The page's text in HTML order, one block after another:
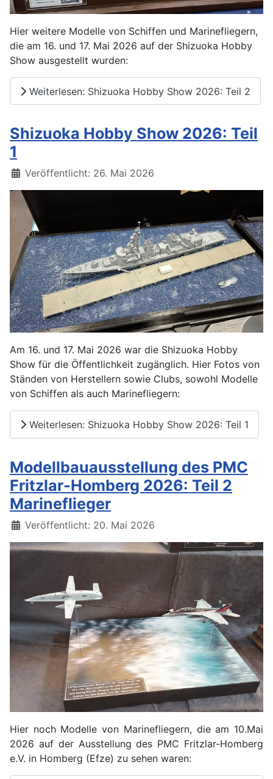
Hier weitere Modelle von Schiffen und Marinefliegern,
die am 16. und 17. Mai 2026 auf der Shizuoka Hobby
Show ausgestellt wurden:
Weiterlesen: Shizuoka Hobby Show 2026: Teil 2
Shizuoka Hobby Show 2026: Teil
1
Details
Veröffentlicht: 26. Mai 2026
Am 16. und 17. Mai 2026 war die Shizuoka Hobby
Show für die Öffentlichkeit zugänglich. Hier Fotos von
Ständen von Herstellern sowie Clubs, sowohl Modelle
von Schiffen als auch Marinefliegern:
Weiterlesen: Shizuoka Hobby Show 2026: Teil 1
Modellbauausstellung des PMC
Fritzlar-Homberg 2026: Teil 2
Marineflieger
Details
Veröffentlicht: 20. Mai 2026
Hier noch Modelle von Marinefliegern, die am 10.Mai
2026 auf der Ausstellung des PMC Fritzlar-Homberg
e.V. in Homberg (Efze) zu sehen waren: